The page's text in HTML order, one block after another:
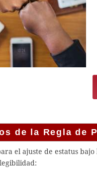
de la Regla de
el ajuste de estatus